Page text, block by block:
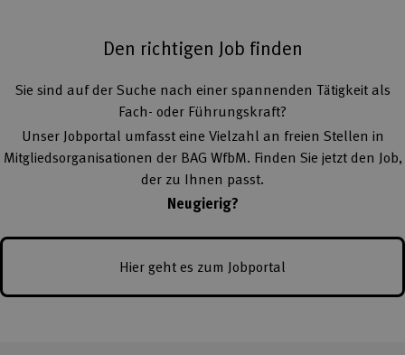
Den richtigen Job finden
Sie sind auf der Suche nach einer spannenden Tätigkeit als
Fach- oder Führungskraft?
Unser Jobportal umfasst eine Vielzahl an freien Stellen in
Mitgliedsorganisationen der BAG WfbM. Finden Sie jetzt den Job,
der zu Ihnen passt.
Neugierig?
Hier geht es zum Jobportal